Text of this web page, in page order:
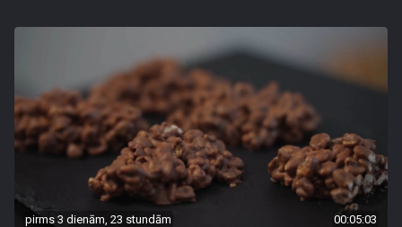
pirms 3 dienām, 23 stundām 00:05:03